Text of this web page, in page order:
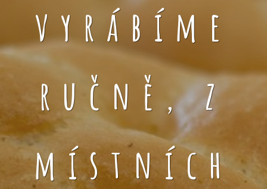
vyrábíme
ručně, z
místních